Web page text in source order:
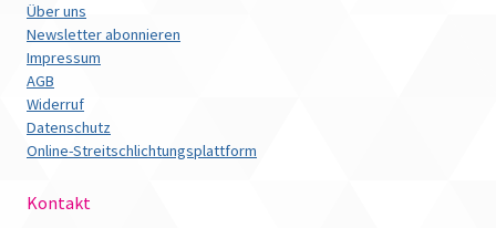
Über uns
Newsletter abonnieren
Impressum
AGB
Widerruf
Datenschutz
Online-Streitschlichtungsplattform
Kontakt